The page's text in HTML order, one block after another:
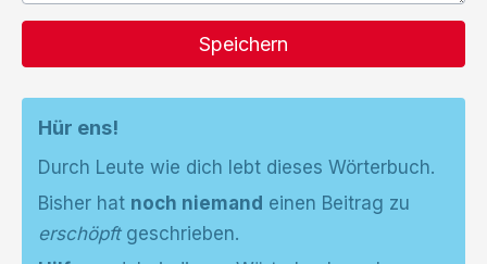
Speichern
Hür ens!
Durch Leute wie dich lebt dieses Wörterbuch.
Bisher hat noch niemand einen Beitrag zu
erschöpftgeschrieben.